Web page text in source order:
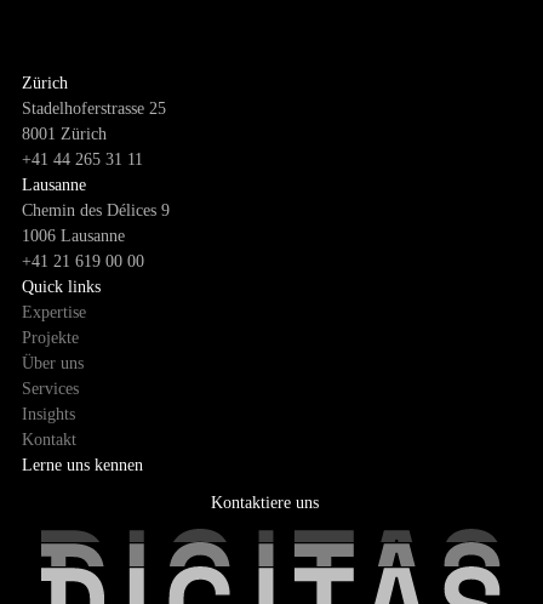
Lerne uns kennen
Kontaktiere uns
Kontaktiere uns
Zürich
Stadelhoferstrasse 25
8001 Zürich
+41 44 265 31 11
Lausanne
Chemin des Délices 9
1006 Lausanne
+41 21 619 00 00
Quick links
Expertise
Projekte
Über uns
Services
Insights
Kontakt